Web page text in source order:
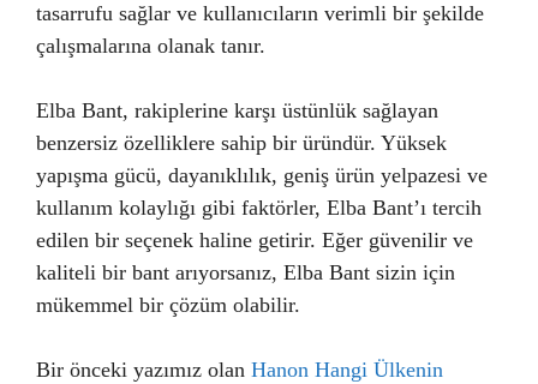
tasarrufu sağlar ve kullanıcıların verimli bir şekilde
çalışmalarına olanak tanır.
Elba Bant, rakiplerine karşı üstünlük sağlayan
benzersiz özelliklere sahip bir üründür. Yüksek
yapışma gücü, dayanıklılık, geniş ürün yelpazesi ve
kullanım kolaylığı gibi faktörler, Elba Bant’ı tercih
edilen bir seçenek haline getirir. Eğer güvenilir ve
kaliteli bir bant arıyorsanız, Elba Bant sizin için
mükemmel bir çözüm olabilir.
Bir önceki yazımız olan Hanon Hangi Ülkenin